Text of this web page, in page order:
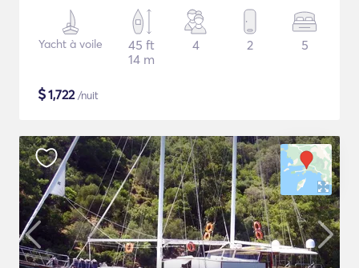
Yacht à voile
45 ft
14 m
4 2 5
$1,722/nuit